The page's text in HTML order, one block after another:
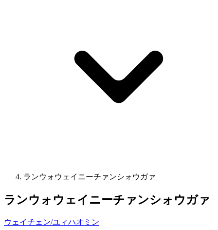
ランウォウェイニーチァンシォウガァ
ランウォウェイニーチァンシォウガァ
ウェイチェン/ユィハオミン